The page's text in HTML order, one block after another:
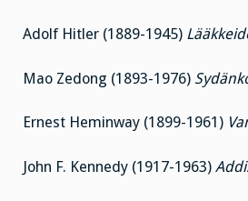
Adolf Hitler (1889-1945)
Mao Zedong (1893-1976)
Ernest Heminway (1899-1961)
John F. Kennedy (1917-1963)